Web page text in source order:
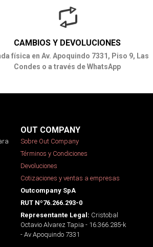
CAMBIOS Y DEVOLUCIONES
física en Av. Apoquindo 7331, Piso 9, Las
Condes o a través de WhatsApp
OUT COMPANY
Sobre Out Company
Términos y Condiciones
Devoluciones
Cotizaciones y ventas a empresas
Outcompany SpA
RUT Nº76.266.293-0
Representante Legal: Cristobal
Octavio Alvarez Tapia - 16.366.285-k
- Av Apoquindo 7331